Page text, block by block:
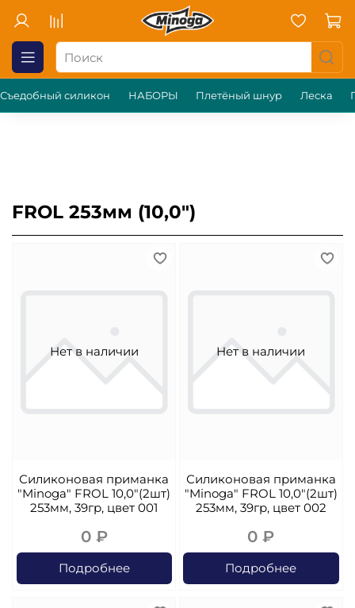
Съедобный силикон НАБОРЫ Плетёный шнур Леска
FROL 253мм (10,0")
Нет в наличии
Силиконовая приманка
"Minoga" FROL 10,0"(2шт)
253мм, 39гр, цвет 001
0 ₽
Подробнее
Нет в наличии
Силиконовая приманка
"Minoga" FROL 10,0"(2шт)
253мм, 39гр, цвет 002
0 ₽
Подробнее